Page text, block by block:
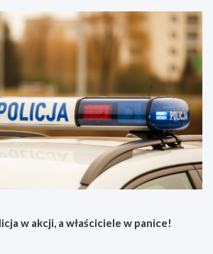
w akcji, a właściciele w panice!